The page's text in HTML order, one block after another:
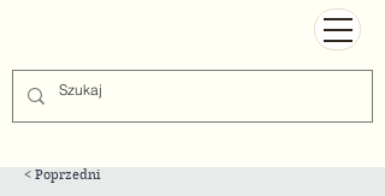
< Poprzedni